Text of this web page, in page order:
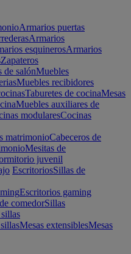
Armarios puertas
Armarios
esquinerosArmarios
Zapateros
de salónMuebles
Muebles recibidores
Taburetes de cocinaMesas
Muebles auxiliares de
modularesCocinas
matrimonioCabeceros de
Mesitas de
juvenil
EscritoriosSillas de
Escritorios gaming
comedorSillas
Mesas extensiblesMesas